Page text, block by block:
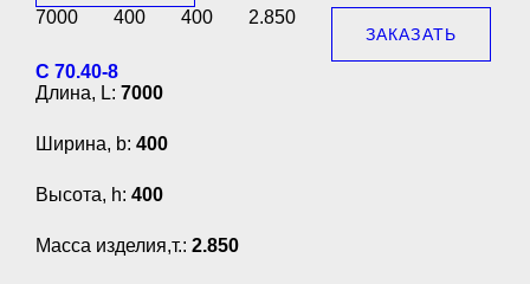
7000 400 400 2.850
ЗАКАЗАТЬ
С 70.40-8
Длина, L: 7000
Ширина, b: 400
Высота, h: 400
Масса изделия,т.: 2.850